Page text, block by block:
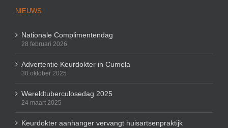
NIEUWS
Nationale Complimentendag
28 februari 2026
Advertentie Keurdokter in Cumela
30 oktober 2025
Wereldtuberculosedag 2025
24 maart 2025
Keurdokter aanhanger vervangt huisartsenpraktijk